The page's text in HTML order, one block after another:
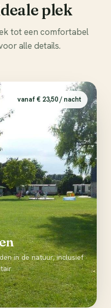
plek
tot een comfortabel
alle details.
vanaf € 23,50 / nacht
in de natuur, inclusief